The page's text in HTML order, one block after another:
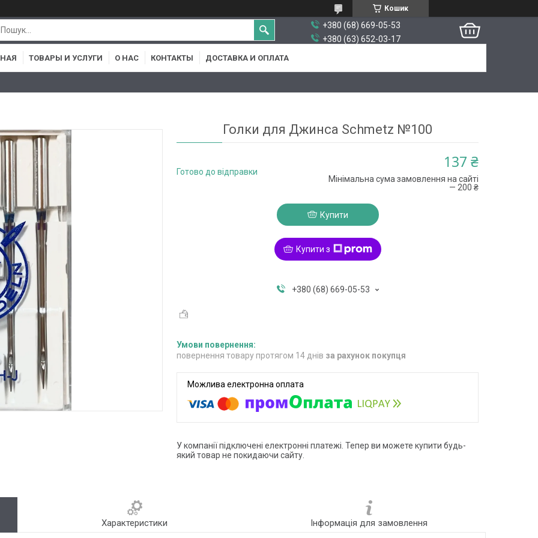
Кошик
+380 (68) 669-05-53
+380 (63) 652-03-17
ТОВАРЫ И УСЛУГИ О НАС КОНТАКТЫ ДОСТАВКА И ОПЛАТА
Голки для Джинса Schmetz №100
Готово до відправки
137 ₴
Мінімальна сума замовлення на сайті
— 200 ₴
Купити
Купити з
+380 (68) 669-05-53
повернення товару протягом 14 днів за рахунок покупця
У компанії підключені електронні платежі. Тепер ви можете купити будь-
який товар не покидаючи сайту.
Характеристики Інформація для замовлення